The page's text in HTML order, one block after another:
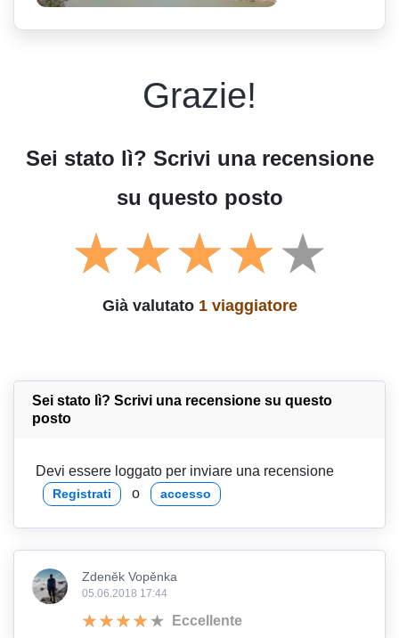
Grazie!
Sei stato lì? Scrivi una recensione
su questo posto
Già valutato 1 viaggiatore
Sei stato lì? Scrivi una recensione su questo
posto
Devi essere loggato per inviare una recensione
Registrati o accesso
Zdeněk Vopěnka
05.06.2018 17:44
Eccellente